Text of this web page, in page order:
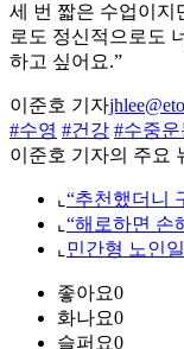
세 번 짧은 수업이지
로도 정신적으로도
하고 싶어요.”
이준호 기자
#수영 #건강 #수중운
이준호 기자의 주요
⌞ “추천했더니
⌞ “해로하면 손
⌞ 민간형 노인
좋아요0
화나요0
슬퍼요0